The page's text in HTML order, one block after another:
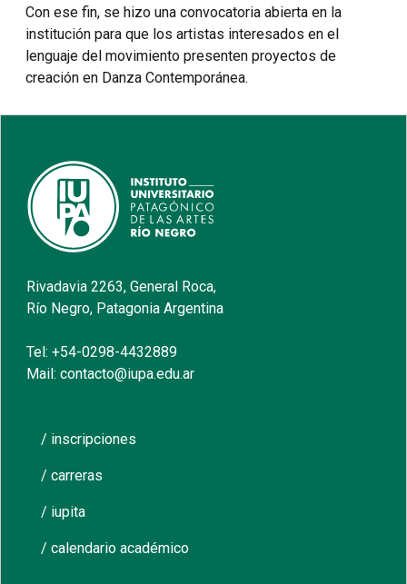
Con ese fin, se hizo una convocatoria abierta en la
institución para que los artistas interesados en el
lenguaje del movimiento presenten proyectos de
creación en Danza Contemporánea.
Rivadavia 2263, General Roca,
Río Negro, Patagonia Argentina
Tel: +54-0298-4432889
Mail: contacto@iupa.edu.ar
/ inscripciones
/ carreras
/ iupita
/ calendario académico